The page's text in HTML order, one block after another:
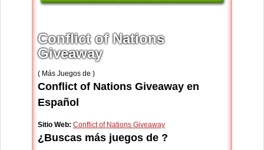
Conflict of Nations
Giveaway
( Más Juegos de )
Conflict of Nations Giveaway en
Español
Sitio Web: Conflict of Nations Giveaway
¿Buscas más juegos de ?